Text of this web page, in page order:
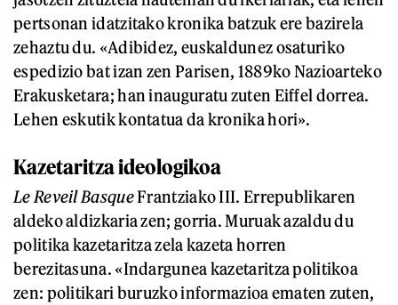
pertsonan idatzitako kronika batzuk ere bazirela
zehaztu du. «Adibidez, euskaldunez osaturiko
espedizio bat izan zen Parisen, 1889ko Nazioarteko
Erakusketara; han inauguratu zuten Eiffel dorrea.
Lehen eskutik kontatua da kronika hori».
Kazetaritza ideologikoa
Le Reveil BasqueFrantziako III. Errepublikaren
aldeko aldizkaria zen; gorria. Muruak azaldu du
politika kazetaritza zela kazeta horren
berezitasuna. «Indargunea kazetaritza politikoa
zen: politikari buruzko informazioa ematen zuten,